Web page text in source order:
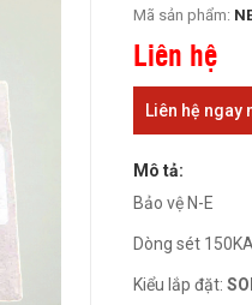
Mã sản phẩm:
Liên hệ
Liên hệ ngay
Mô tả:
Bảo vệ N-E
Dòng sét
Kiểu lắp đặt: